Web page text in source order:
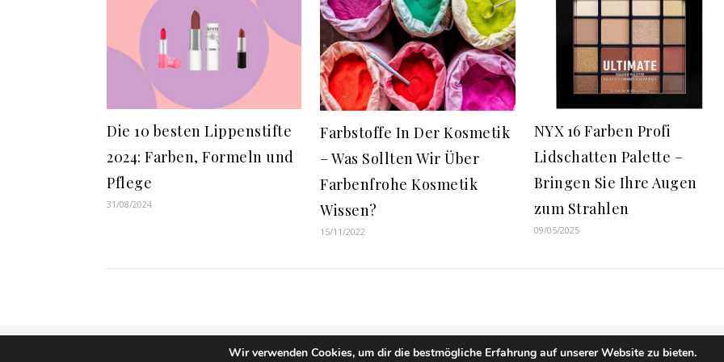
Die 10 besten Lippenstifte
2024: Farben, Formeln und
Pflege
31/08/2024
Farbstoffe In Der Kosmetik
– Was Sollten Wir Über
Farbenfrohe Kosmetik
Wissen?
15/11/2022
NYX 16 Farben Profi
Lidschatten Palette –
Bringen Sie Ihre Augen
zum Strahlen
09/05/2025
Impressum
WP Royal.
Wir verwenden Cookies, um dir die bestmögliche Erfahrung auf unserer Website zu bieten.